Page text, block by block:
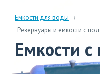
и
Очистка
навозных
Емкости для воды
Резервуары и емкости с
Емкости с